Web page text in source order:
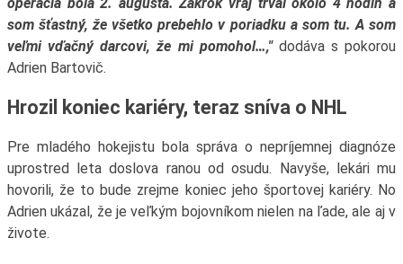
operácia bola 2. augusta. Zákrok vraj trval okolo 4 hodín a
som šťastný, že všetko prebehlo v poriadku a som tu. A som
veľmi vďačný darcovi, že mi pomohol…,"dodáva s pokorou
Adrien Bartovič.
Hrozil koniec kariéry, teraz sníva o NHL
Pre mladého hokejistu bola správa o nepríjemnej diagnóze
uprostred leta doslova ranou od osudu. Navyše, lekári mu
hovorili, že to bude zrejme koniec jeho športovej kariéry. No
Adrien ukázal, že je veľkým bojovníkom nielen na ľade, ale aj v
živote.